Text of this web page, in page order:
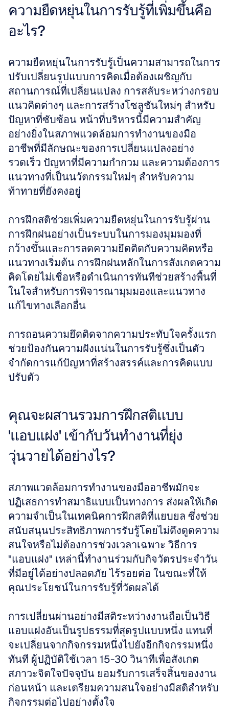
ความยืดหยุ่นในการรับรู้ที่เพิ่มขึ้นคือ
อะไร?
ความยืดหยุ่นในการรับรู้เป็นความสามารถในการ
ปรับเปลี่ยนรูปแบบการคิดเมื่อต้องเผชิญกับ
สถานการณ์ที่เปลี่ยนแปลง การสลับระหว่างกรอบ
แนวคิดต่างๆ และการสร้างโซลูชันใหม่ๆ สำหรับ
ปัญหาที่ซับซ้อน หน้าที่บริหารนี้มีความสำคัญ
อย่างยิ่งในสภาพแวดล้อมการทำงานของมือ
อาชีพที่มีลักษณะของการเปลี่ยนแปลงอย่าง
รวดเร็ว ปัญหาที่มีความกำกวม และความต้องการ
แนวทางที่เป็นนวัตกรรมใหม่ๆ สำหรับความ
ท้าทายที่ยังคงอยู่
การฝึกสติช่วยเพิ่มความยืดหยุ่นในการรับรู้ผ่าน
การฝึกฝนอย่างเป็นระบบในการมองมุมมองที่
กว้างขึ้นและการลดความยึดติดกับความคิดหรือ
แนวทางเริ่มต้น การฝึกฝนหลักในการสังเกตความ
คิดโดยไม่เชื่อหรือดำเนินการทันทีช่วยสร้างพื้นที่
ในใจสำหรับการพิจารณามุมมองและแนวทาง
แก้ไขทางเลือกอื่น
การถอนความยึดติดจากความประทับใจครั้งแรก
ช่วยป้องกันความฝังแน่นในการรับรู้ซึ่งเป็นตัว
จำกัดการแก้ปัญหาที่สร้างสรรค์และการคิดแบบ
ปรับตัว
คุณจะผสานรวมการฝึกสติแบบ
'แอบแฝง' เข้ากับวันทำงานที่ยุ่ง
วุ่นวายได้อย่างไร?
สภาพแวดล้อมการทำงานของมืออาชีพมักจะ
ปฏิเสธการทำสมาธิแบบเป็นทางการ ส่งผลให้เกิด
ความจำเป็นในเทคนิคการฝึกสติที่แยบยล ซึ่งช่วย
สนับสนุนประสิทธิภาพการรับรู้โดยไม่ดึงดูดความ
สนใจหรือไม่ต้องการช่วงเวลาเฉพาะ วิธีการ
"แอบแฝง" เหล่านี้ทำงานร่วมกับกิจวัตรประจำวัน
ที่มีอยู่ได้อย่างปลอดภัย ไร้รอยต่อ ในขณะที่ให้
คุณประโยชน์ในการรับรู้ที่วัดผลได้
การเปลี่ยนผ่านอย่างมีสติระหว่างงานถือเป็นวิธี
แอบแฝงอันเป็นรูปธรรมที่สุดรูปแบบหนึ่ง แทนที่
จะเปลี่ยนจากกิจกรรมหนึ่งไปยังอีกกิจกรรมหนึ่ง
ทันที ผู้ปฏิบัติใช้เวลา 15-30 วินาทีเพื่อสังเกต
สภาวะจิตใจปัจจุบัน ยอมรับการเสร็จสิ้นของงาน
ก่อนหน้า และเตรียมความสนใจอย่างมีสติสำหรับ
กิจกรรมต่อไปอย่างตั้งใจ